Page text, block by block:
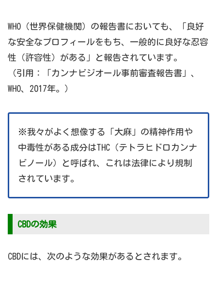
WHO（世界保健機関）の報告書においても、「良好
な安全なプロフィールをもち、一般的に良好な忍容
性（許容性）がある」と報告されています。
（引用：「カンナビジオール事前審査報告書」、
WHO、2017年。）
※我々がよく想像する「大麻」の精神作用や
中毒性がある成分はTHC（テトラヒドロカンナ
ビノール）と呼ばれ、これは法律により規制
されています。
CBDの効果
CBDには、次のような効果があるとされます。